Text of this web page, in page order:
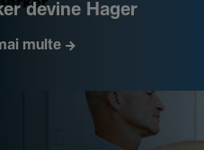
devine Hager
multe